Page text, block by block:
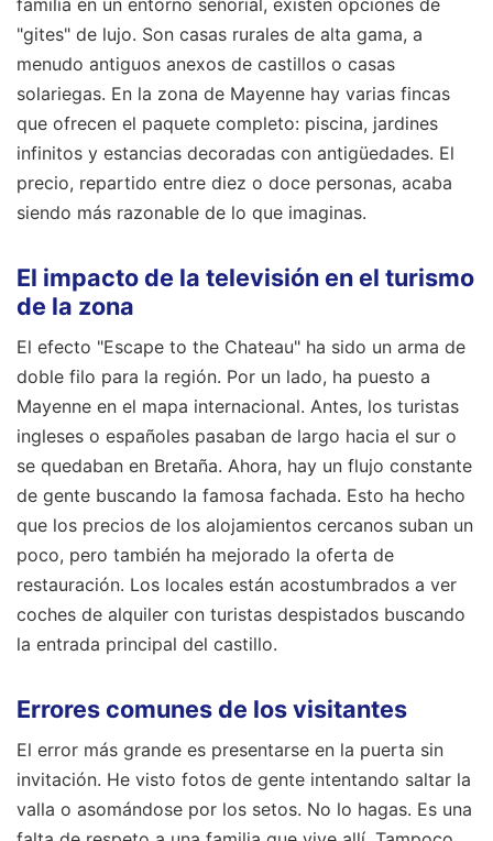
"gites" de lujo. Son casas rurales de alta gama, a
menudo antiguos anexos de castillos o casas
solariegas. En la zona de Mayenne hay varias fincas
que ofrecen el paquete completo: piscina, jardines
infinitos y estancias decoradas con antigüedades. El
precio, repartido entre diez o doce personas, acaba
siendo más razonable de lo que imaginas.
El impacto de la televisión en el turismo
de la zona
El efecto "Escape to the Chateau" ha sido un arma de
doble filo para la región. Por un lado, ha puesto a
Mayenne en el mapa internacional. Antes, los turistas
ingleses o españoles pasaban de largo hacia el sur o
se quedaban en Bretaña. Ahora, hay un flujo constante
de gente buscando la famosa fachada. Esto ha hecho
que los precios de los alojamientos cercanos suban un
poco, pero también ha mejorado la oferta de
restauración. Los locales están acostumbrados a ver
coches de alquiler con turistas despistados buscando
la entrada principal del castillo.
Errores comunes de los visitantes
El error más grande es presentarse en la puerta sin
invitación. He visto fotos de gente intentando saltar la
valla o asomándose por los setos. No lo hagas. Es una